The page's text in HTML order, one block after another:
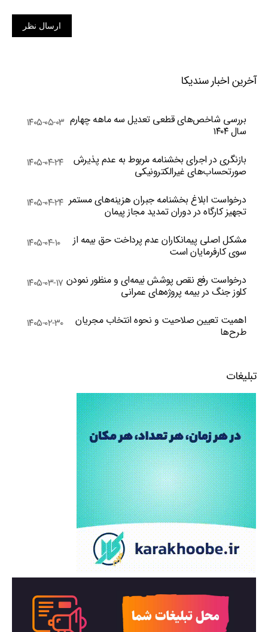
ارسال نظر
آخرین اخبار سندیکا
بررسی شاخص‌های قطعی تعدیل سه ماهه چهارم
سال ۱۴۰۴
۱۴۰۵-۰۵-۰۳
بازنگری در اجرای بخشنامه مربوط به عدم پذیرش
صورتحساب‌های غیرالکترونیکی
۱۴۰۵-۰۴-۲۴
درخواست ابلاغ بخشنامه جبران هزینه‌های مستمر
تجهیز کارگاه در دوران تمدید مجاز پیمان
۱۴۰۵-۰۴-۲۴
مشکل اصلی پیمانکاران عدم پرداخت حق بیمه از
سوی کارفرمایان است
۱۴۰۵-۰۴-۱۰
درخواست رفع نقص پوشش بیمه‌ای و منظور نمودن
کلوز جنگ در بیمه پروژه‌های عمرانی
۱۴۰۵-۰۳-۱۷
اهمیت تعیین صلاحیت و نحوه انتخاب مجریان
طرح‌ها
۱۴۰۵-۰۲-۳۰
تبلیغات